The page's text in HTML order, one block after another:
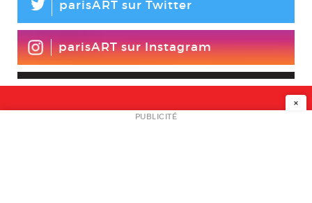
L parisART sur Twitter
parisART sur Instagram
NEWSLETTER
×
PUBLICITÉ